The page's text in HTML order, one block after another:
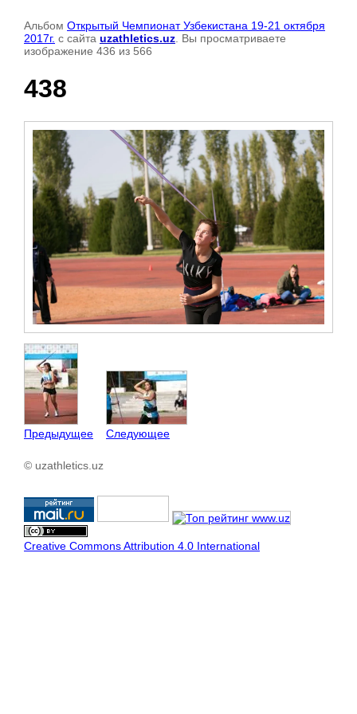
Альбом Открытый Чемпионат Узбекистана 19-21 октября
2017г. с сайта uzathletics.uz . Вы просматриваете
изображение 436 из 566
438
Предыдущее Следующее
© uzathletics.uz
Creative Commons Attribution 4.0 International